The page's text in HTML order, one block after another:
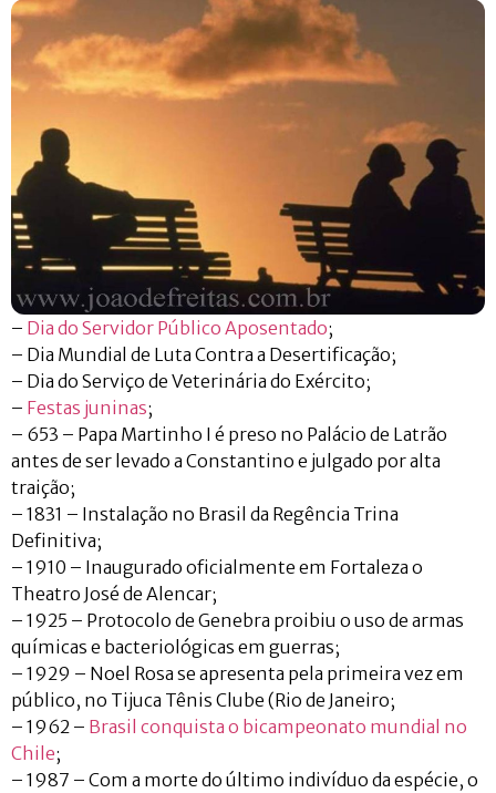
– Dia do Servidor Público Aposentado;
– Dia Mundial de Luta Contra a Desertificação;
– Dia do Serviço de Veterinária do Exército;
– Festas juninas;
– 653 – Papa Martinho I é preso no Palácio de Latrão
antes de ser levado a Constantino e julgado por alta
traição;
– 1831 – Instalação no Brasil da Regência Trina
Definitiva;
– 1910 – Inaugurado oficialmente em Fortaleza o
Theatro José de Alencar;
– 1925 – Protocolo de Genebra proibiu o uso de armas
químicas e bacteriológicas em guerras;
– 1929 – Noel Rosa se apresenta pela primeira vez em
público, no Tijuca Tênis Clube (Rio de Janeiro;
– 1962 – Brasil conquista o bicampeonato mundial no
Chile;
– 1987 – Com a morte do último indivíduo da espécie, o